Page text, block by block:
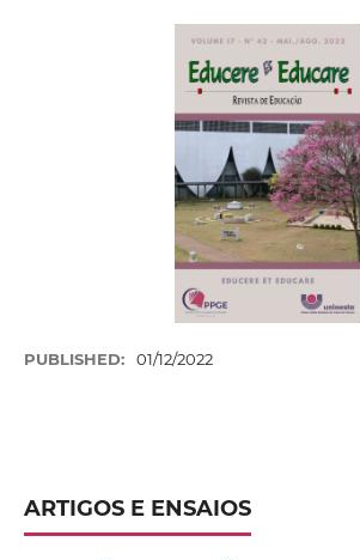
PUBLISHED: 01/12/2022
ARTIGOS E ENSAIOS